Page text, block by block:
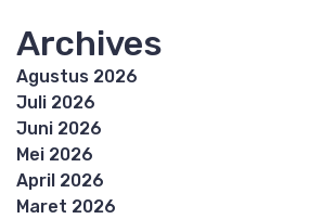
Archives
Agustus 2026
Juli 2026
Juni 2026
Mei 2026
April 2026
Maret 2026